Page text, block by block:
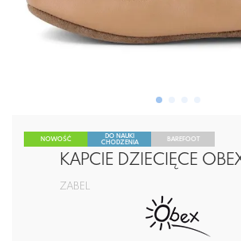
NOWOŚĆ
DO NAUKI
CHODZENIA
BAREFOOT
KAPCIE DZIECIĘCE
ZABEL